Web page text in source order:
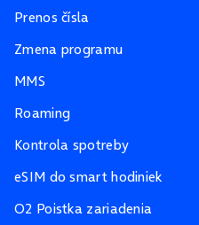
Prenos čísla
Zmena programu
MMS
Roaming
Kontrola spotreby
eSIM do smart hodiniek
O2 Poistka zariadenia